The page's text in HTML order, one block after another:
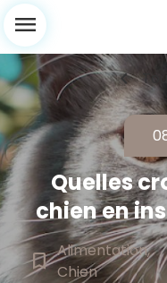
menu
chevron_left
Quelles
chien en
bookmark_border Alimentation,
Chien